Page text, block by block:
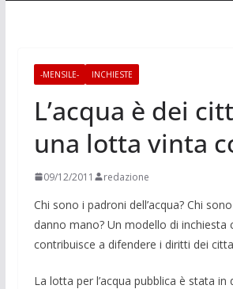
-MENSILE- INCHIESTE
L’acqua è dei
una lotta vinta
09/12/2011 redazione
Chi sono i padroni dell’acqua? Chi
danno mano? Un modello di inchiesta
contribuisce a difendere i diritti dei
La lotta per l’acqua pubblica è stata in